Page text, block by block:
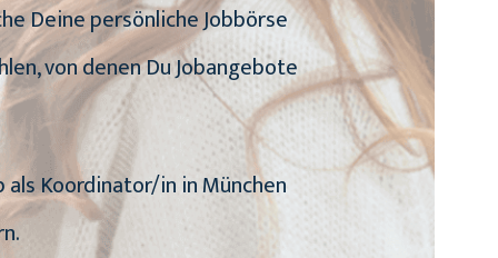
Deine persönliche Jobbörse
von denen Du Jobangebote
als Koordinator/in in München